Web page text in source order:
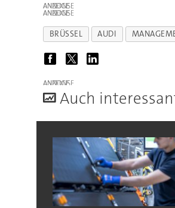
ANZEIGE
ANZEIGE
BRÜSSEL AUDI
ANZEIGE
Auch